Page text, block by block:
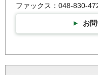
ファックス：048-830-
お